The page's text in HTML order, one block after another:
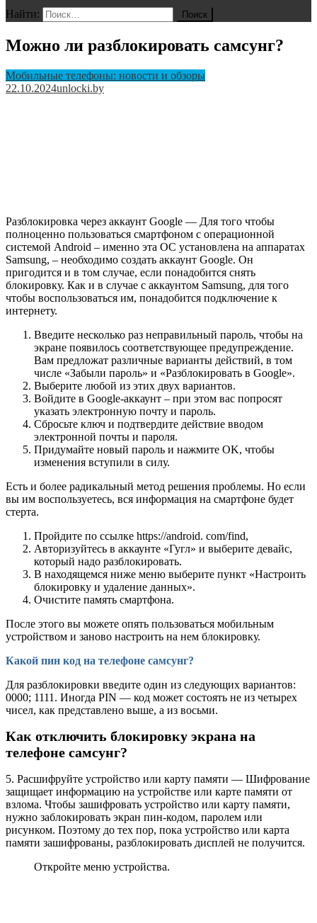
Найти:
Можно ли разблокировать самсунг?
Мобильные телефоны: новости и обзоры
22.10.2024unlocki.by
Разблокировка через аккаунт Google — Для того чтобы
полноценно пользоваться смартфоном с операционной
системой Android – именно эта ОС установлена на аппаратах
Samsung, – необходимо создать аккаунт Google. Он
пригодится и в том случае, если понадобится снять
блокировку. Как и в случае с аккаунтом Samsung, для того
чтобы воспользоваться им, понадобится подключение к
интернету.
Введите несколько раз неправильный пароль, чтобы на
экране появилось соответствующее предупреждение.
Вам предложат различные варианты действий, в том
числе «Забыли пароль» и «Разблокировать в Google».
Выберите любой из этих двух вариантов.
Войдите в Google-аккаунт – при этом вас попросят
указать электронную почту и пароль.
Сбросьте ключ и подтвердите действие вводом
электронной почты и пароля.
Придумайте новый пароль и нажмите OK, чтобы
изменения вступили в силу.
Есть и более радикальный метод решения проблемы. Но если
вы им воспользуетесь, вся информация на смартфоне будет
стерта.
Пройдите по ссылке https://android. com/find,
Авторизуйтесь в аккаунте «Гугл» и выберите девайс,
который надо разблокировать.
В находящемся ниже меню выберите пункт «Настроить
блокировку и удаление данных».
Очистите память смартфона.
После этого вы можете опять пользоваться мобильным
устройством и заново настроить на нем блокировку.
Какой пин код на телефоне самсунг?
Для разблокировки введите один из следующих вариантов:
0000; 1111. Иногда PIN — код может состоять не из четырех
чисел, как представлено выше, а из восьми.
Как отключить блокировку экрана на
телефоне самсунг?
5. Расшифруйте устройство или карту памяти — Шифрование
защищает информацию на устройстве или карте памяти от
взлома. Чтобы зашифровать устройство или карту памяти,
нужно заблокировать экран пин-кодом, паролем или
рисунком. Поэтому до тех пор, пока устройство или карта
памяти зашифрованы, разблокировать дисплей не получится.
Откройте меню устройства.